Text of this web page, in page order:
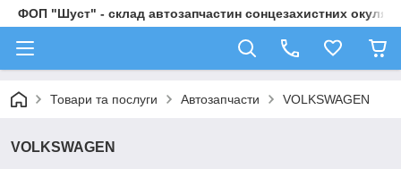
ФОП "Шуст" - склад автозапчастин сонцезахистних
Товари та послуги Автозапчасти VOLKSWAGEN
VOLKSWAGEN